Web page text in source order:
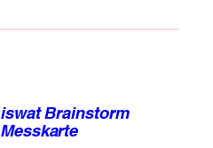
iswat Brainstorm
Messkarte